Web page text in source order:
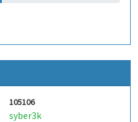
105106
syber3k